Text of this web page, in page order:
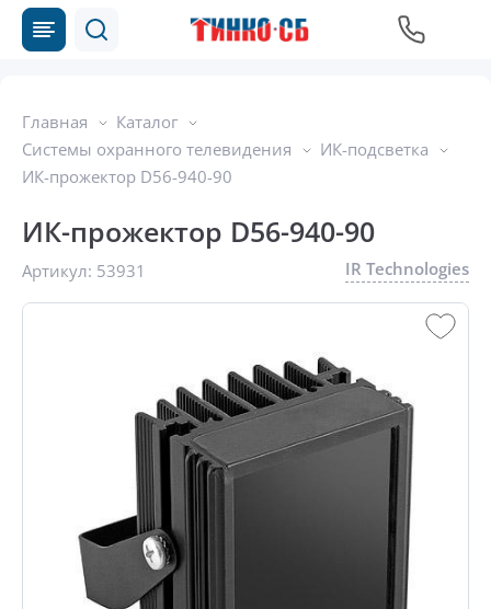
Главная
Каталог
Системы охранного телевидения
ИК-подсветка
ИК-прожектор D56-940-90
ИК-прожектор D56-940-90
Артикул: 53931 IR Technologies